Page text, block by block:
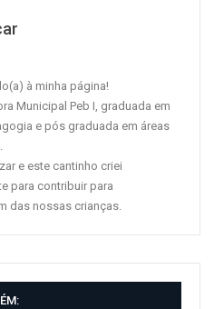
à minha página!
Municipal Peb I, graduada em
e pós graduada em áreas
e este cantinho criei
para contribuir para
das nossas crianças.